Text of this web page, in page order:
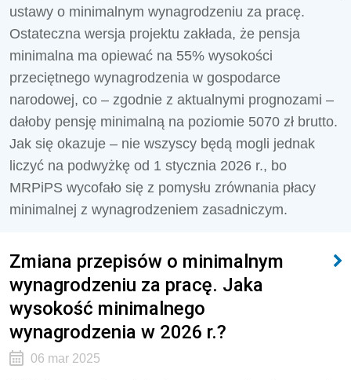
ustawy o minimalnym wynagrodzeniu za pracę.
Ostateczna wersja projektu zakłada, że pensja
minimalna ma opiewać na 55% wysokości
przeciętnego wynagrodzenia w gospodarce
narodowej, co – zgodnie z aktualnymi prognozami –
dałoby pensję minimalną na poziomie 5070 zł brutto.
Jak się okazuje – nie wszyscy będą mogli jednak
liczyć na podwyżkę od 1 stycznia 2026 r., bo
MRPiPS wycofało się z pomysłu zrównania płacy
minimalnej z wynagrodzeniem zasadniczym.
Zmiana przepisów o minimalnym
wynagrodzeniu za pracę. Jaka
wysokość minimalnego
wynagrodzenia w 2026 r.?
06 mar 2025